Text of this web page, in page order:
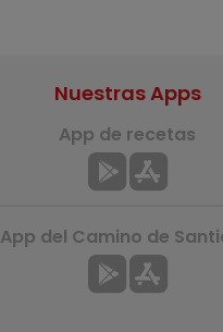
Nuestras Apps
App de recetas
App del Camino de